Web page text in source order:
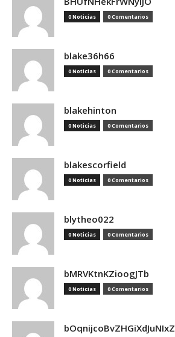
0 Noticias 0 Comentarios
blake36h66
0 Noticias 0 Comentarios
blakehinton
0 Noticias 0 Comentarios
blakescorfield
0 Noticias 0 Comentarios
blytheo022
0 Noticias 0 Comentarios
bMRVKtnKZioogJTb
0 Noticias 0 Comentarios
bOqnijcoBvZHGiXdJuNIxZ